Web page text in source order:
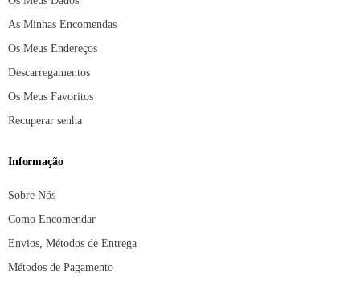
As Minhas Encomendas
Os Meus Endereços
Descarregamentos
Os Meus Favoritos
Recuperar senha
Informação
Sobre Nós
Como Encomendar
Envios, Métodos de Entrega
Métodos de Pagamento